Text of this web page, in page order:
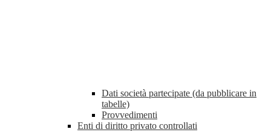
Dati società partecipate (da pubblicare in
tabelle)
Provvedimenti
Enti di diritto privato controllati